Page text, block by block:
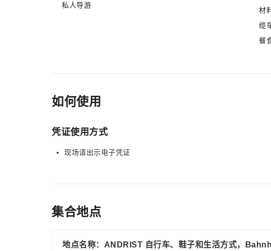
私人导游
材
缆
餐
如何使用
凭证使用方式
现场请出示电子凭证
集合地点
地点名称：ANDRIST 自行车、鞋子和生活方式，